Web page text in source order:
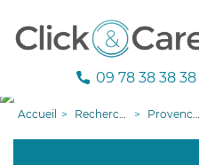
09 78 38 38 38
Accueil Recherche aide à domicile Provence-Alpes-Côte d'Azur